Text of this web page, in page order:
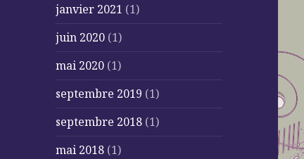
janvier 2021 (1)
juin 2020 (1)
mai 2020 (1)
septembre 2019 (1)
septembre 2018 (1)
mai 2018 (1)